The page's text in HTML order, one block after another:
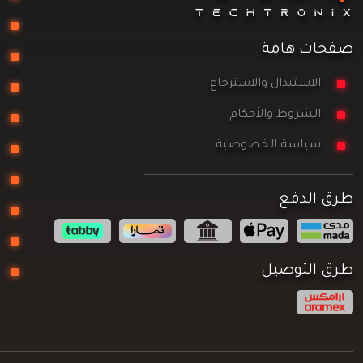
صفحات هامة
الاستبدال والاسترجاع
الشروط والأحكام
سياسة الخصوصية
طرق الدفع
طرق التوصيل